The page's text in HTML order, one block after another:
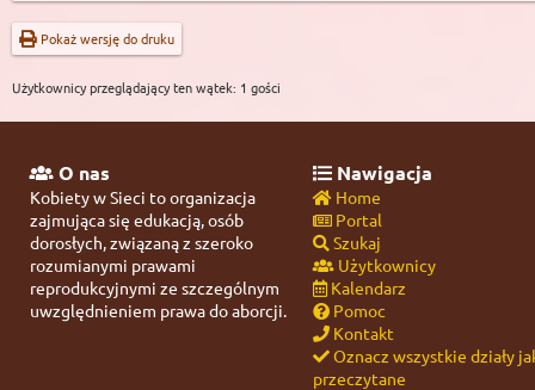
Pokaż wersję do druku
Użytkownicy przeglądający ten wątek: 1 gości
O nas
Kobiety w Sieci to organizacja
zajmująca się edukacją, osób
dorosłych, związaną z szeroko
rozumianymi prawami
reprodukcyjnymi ze szczególnym
uwzględnieniem prawa do aborcji.
Nawigacja
Home
Portal
Szukaj
Użytkownicy
Kalendarz
Pomoc
Kontakt
Oznacz wszystkie działy
przeczytane